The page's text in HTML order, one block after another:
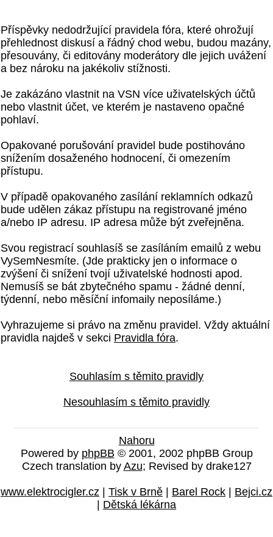
Příspěvky nedodržující pravidela fóra, které ohrožují
přehlednost diskusí a řádný chod webu, budou mazány,
přesouvány, či editovány moderátory dle jejich uvážení
a bez nároku na jakékoliv stížnosti.
Je zakázáno vlastnit na VSN více uživatelských účtů
nebo vlastnit účet, ve kterém je nastaveno opačné
pohlaví.
Opakované porušování pravidel bude postihováno
snížením dosaženého hodnocení, či omezením
přístupu.
V případě opakovaného zasílání reklamních odkazů
bude udělen zákaz přístupu na registrované jméno
a/nebo IP adresu. IP adresa může být zveřejněna.
Svou registrací souhlasíš se zasíláním emailů z webu
VySemNesmíte. (Jde prakticky jen o informace o
zvýšení či snížení tvojí uživatelské hodnosti apod.
Nemusíš se bát zbytečného spamu - žádné denní,
týdenní, nebo měsíční infomaily neposíláme.)
Vyhrazujeme si právo na změnu pravidel. Vždy aktuální
pravidla najdeš v sekci Pravidla fóra.
Souhlasím s těmito pravidly
Nesouhlasím s těmito pravidly
Nahoru
Powered by phpBB © 2001, 2002 phpBB Group
Czech translation by Azu; Revised by drake127
www.elektrocigler.cz | Tisk v Brně | Barel Rock | Bejci.cz
| Dětská lékárna